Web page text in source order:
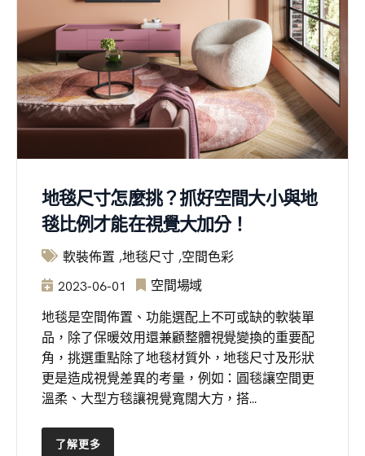
地毯尺寸怎麼挑？抓好空間大小與地
毯比例才能在視覺大加分！
軟裝佈置 地毯尺寸 空間色彩
2023-06-01
空間場域
地毯是空間佈置、功能選配上不可或缺的軟裝單
品，除了保暖效用還兼顧整體視覺變換的重要配
角，挑選重點除了地毯材質外，地毯尺寸及形狀
更是造成視覺差異的考量，例如：圓毯讓空間更
溫柔、大型方毯讓視覺寬闊大方，搭...
了解更多